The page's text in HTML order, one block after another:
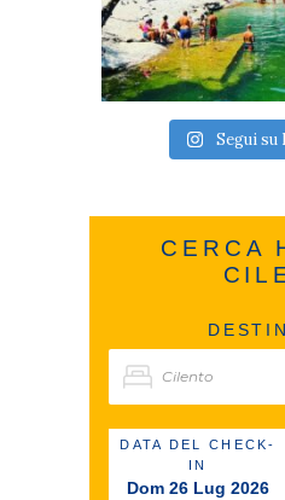
Segui
CERCA
DATA DEL CHECK-
IN
Dom 26 Lug 2026